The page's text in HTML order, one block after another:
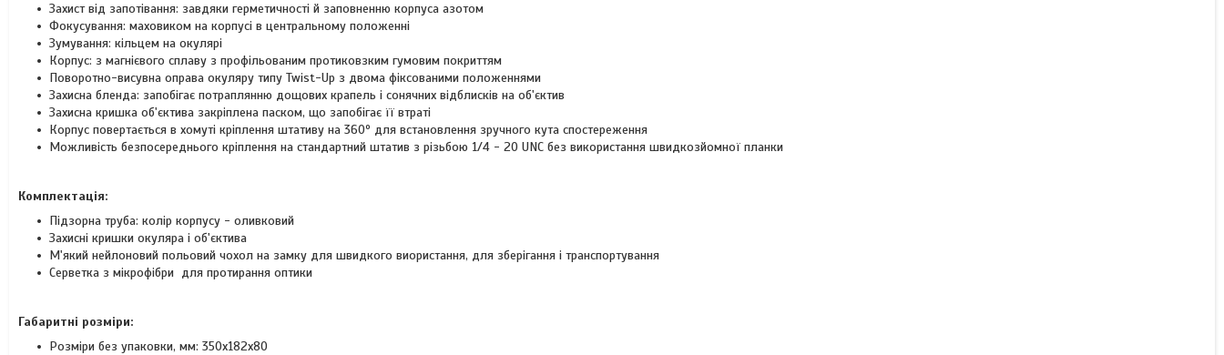
Захист від запотівання: завдяки герметичності й заповненню корпуса азотом
Фокусування: маховиком на корпусі в центральному положенні
Зумування: кільцем на окулярі
Корпус: з магнієвого сплаву з профільованим протиковзким гумовим покриттям
Поворотно-висувна оправа окуляру типу Twist-Up з двома фіксованими положеннями
Захисна бленда: запобігає потраплянню дощових крапель і сонячних відблисків на об'єктив
Захисна кришка об'єктива закріплена паском, що запобігає її втраті
Корпус повертається в хомуті кріплення штативу на 360º для встановлення зручного кута спостереження
Можливість безпосереднього кріплення на стандартний штатив з різьбою 1/4 - 20 UNC без використання швидкозйомної планки
Комплектація:
Підзорна труба: колір корпусу - оливковий
Захисні кришки окуляра і об'єктива
М'який нейлоновий польовий чохол на замку для швидкого виористання, для зберігання і транспортування
Серветка з мікрофібри для протирання оптики
Габаритні розміри:
Розміри без упаковки, мм: 350x182х80